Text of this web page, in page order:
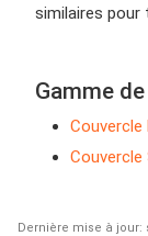
similaires pour
Gamme
Couvercle
Dernière mise à jour: